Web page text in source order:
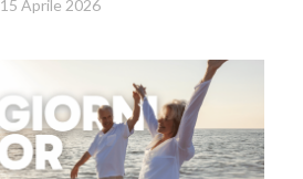
15 Aprile 2026